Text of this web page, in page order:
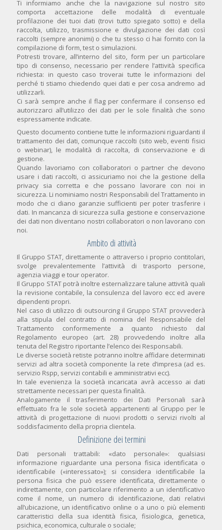
Ti informiamo anche che la navigazione sul nostro sito
comporta accettazione delle modalità di eventuale
profilazione dei tuoi dati (trovi tutto spiegato sotto) e della
raccolta, utilizzo, trasmissione e divulgazione dei dati così
raccolti (sempre anonimi) o che tu stesso ci hai fornito con la
compilazione di form, test o simulazioni.
Potresti trovare, all’interno del sito, form per un particolare
tipo di consenso, necessario per rendere l’attività specifica
richiesta: in questo caso troverai tutte le informazioni del
perché ti stiamo chiedendo quei dati e per cosa andremo ad
utilizzarli.
Ci sarà sempre anche il flag per confermare il consenso ed
autorizzarci all’utilizzo dei dati per le sole finalità che sono
espressamente indicate.
Questo documento contiene tutte le informazioni riguardanti il
trattamento dei dati, comunque raccolti (sito web, eventi fisici
o webinar), le modalità di raccolta, di conservazione e di
gestione.
Quando lavoriamo con collaboratori o partner che devono
usare i dati raccolti, ci assicuriamo noi che la gestione della
privacy sia corretta e che possano lavorare con noi in
sicurezza. Li nominiamo nostri Responsabili del Trattamento in
modo che ci diano garanzie sufficienti per poter trasferire i
dati. In mancanza di sicurezza sulla gestione e conservazione
dei dati non diventano nostri collaboratori o non lavorano con
noi.
Ambito di attività
Il Gruppo STAT, direttamente o attraverso i proprio contitolari,
svolge prevalentemente l’attività di trasporto persone,
agenzia viaggi e tour operator.
Il Gruppo STAT potrà inoltre esternalizzare talune attività quali
la revisione contabile, la consulenza del lavoro ecc ed avere
dipendenti propri.
Nel caso di utilizzo di outsourcing il Gruppo STAT provvederà
alla stipula del contratto di nomina del Responsabile del
Trattamento conformemente a quanto richiesto dal
Regolamento europeo (art. 28) provvedendo inoltre alla
tenuta del Registro riportante l’elenco dei Responsabili.
Le diverse società retiste potranno inoltre affidare determinati
servizi ad altra società componente la rete d’impresa (ad es.
servizio Rspp, servizi contabili e amministrativi ecc).
In tale evenienza la società incaricata avrà accesso ai dati
strettamente necessari per questa finalità.
Analogamente il trasferimento dei Dati Personali sarà
effettuato fra le sole società appartenenti al Gruppo per le
attività di progettazione di nuovi prodotti o servizi rivolti al
soddisfacimento della propria clientela.
Definizione dei termini
Dati personali trattabili: «dato personale»: qualsiasi
informazione riguardante una persona fisica identificata o
identificabile («interessato»); si considera identificabile la
persona fisica che può essere identificata, direttamente o
indirettamente, con particolare riferimento a un identificativo
come il nome, un numero di identificazione, dati relativi
all’ubicazione, un identificativo online o a uno o più elementi
caratteristici della sua identità fisica, fisiologica, genetica,
psichica, economica, culturale o sociale;